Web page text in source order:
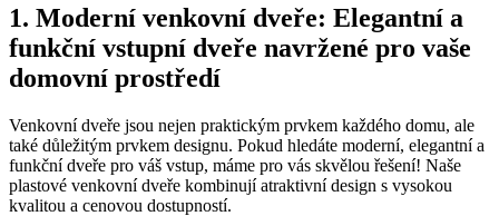
1. Moderní venkovní dveře: Elegantní a
funkční vstupní dveře navržené pro vaše
domovní prostředí
Venkovní dveře jsou nejen praktickým prvkem každého domu, ale
také důležitým prvkem designu. Pokud hledáte moderní, elegantní a
funkční dveře pro váš vstup, máme pro vás skvělou řešení! Naše
plastové venkovní dveře kombinují atraktivní design s vysokou
kvalitou a cenovou dostupností.